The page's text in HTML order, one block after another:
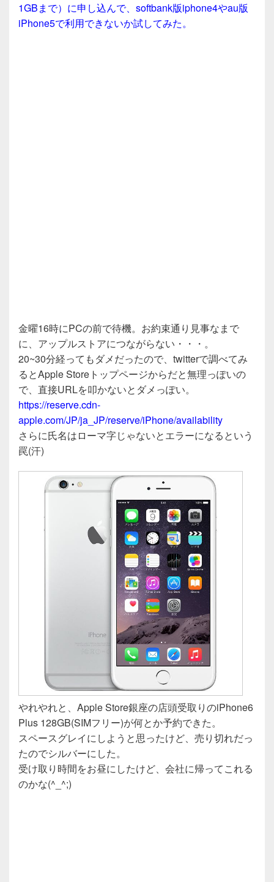
1GBまで）に申し込んで、softbank版iphone4やau版
iPhone5で利用できないか試してみた。
金曜16時にPCの前で待機。お約束通り見事なまで
に、アップルストアにつながらない・・・。
20~30分経ってもダメだったので、twitterで調べてみ
るとApple Storeトップページからだと無理っぽいの
で、直接URLを叩かないとダメっぽい。
https://reserve.cdn-
apple.com/JP/ja_JP/reserve/iPhone/availability
さらに氏名はローマ字じゃないとエラーになるという
罠(汗)
やれやれと、Apple Store銀座の店頭受取りのiPhone6
Plus 128GB(SIMフリー)が何とか予約できた。
スペースグレイにしようと思ったけど、売り切れだっ
たのでシルバーにした。
受け取り時間をお昼にしたけど、会社に帰ってこれる
のかな(^_^;)